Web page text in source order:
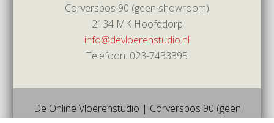
Corversbos 90 (geen showroom)
2134 MK Hoofddorp
info@devloerenstudio.nl
Telefoon: 023-7433395
De Online Vloerenstudio | Corversbos 90 (geen